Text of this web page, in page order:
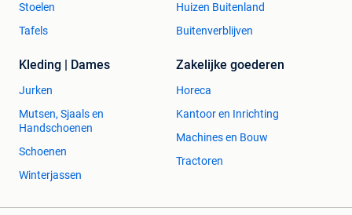
Stoelen
Tafels
Huizen Buitenland
Buitenverblijven
Kleding | Dames
Jurken
Mutsen, Sjaals en
Handschoenen
Schoenen
Winterjassen
Zakelijke goederen
Horeca
Kantoor en Inrichting
Machines en Bouw
Tractoren